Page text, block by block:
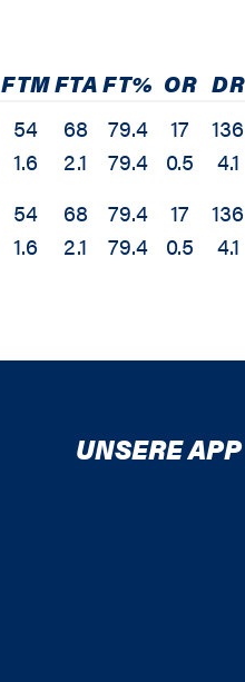
FTMFTAFT% OR DR
54
1.6
68
2.1
79.4
79.4
17
0.5
136
4.1
54
1.6
68
2.1
79.4
79.4
17
0.5
136
4.1
UNSERE APP